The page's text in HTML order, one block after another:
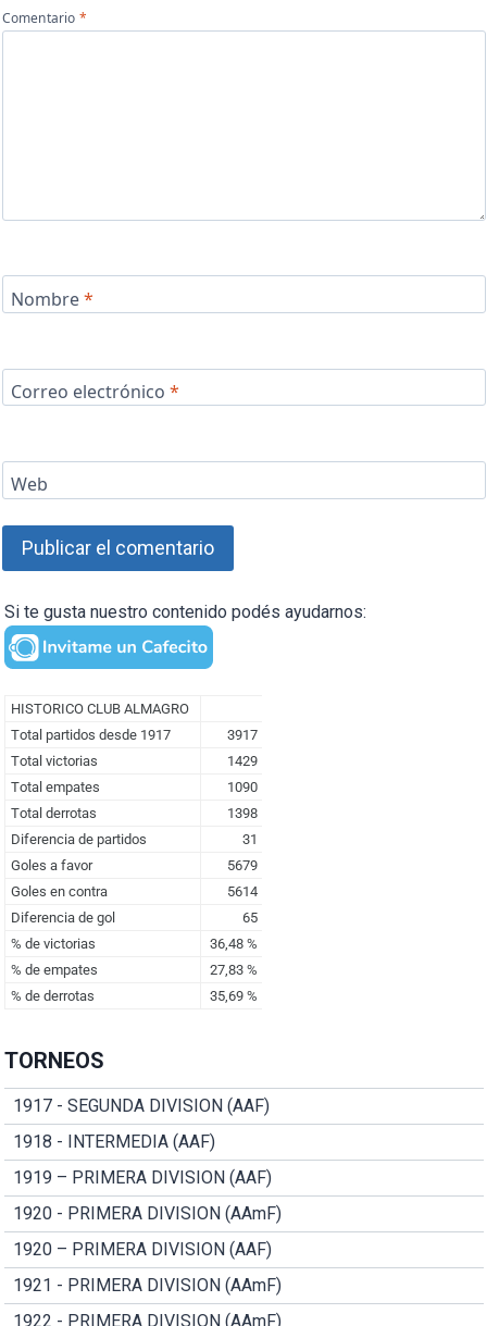
Comentario *
Nombre*
Correo electrónico *
Web
Si te gusta nuestro contenido podés ayudarnos:
TORNEOS
1917 - SEGUNDA DIVISION (AAF)
1918 - INTERMEDIA (AAF)
1919 – PRIMERA DIVISION (AAF)
1920 - PRIMERA DIVISION (AAmF)
1920 – PRIMERA DIVISION (AAF)
1921 - PRIMERA DIVISION (AAmF)
1922 - PRIMERA DIVISION (AAmF)